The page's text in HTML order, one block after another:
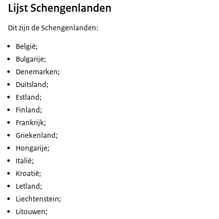
Lijst Schengenlanden
Dit zijn de Schengenlanden:
België;
Bulgarije;
Denemarken;
Duitsland;
Estland;
Finland;
Frankrijk;
Griekenland;
Hongarije;
Italië;
Kroatië;
Letland;
Liechtenstein;
Litouwen;